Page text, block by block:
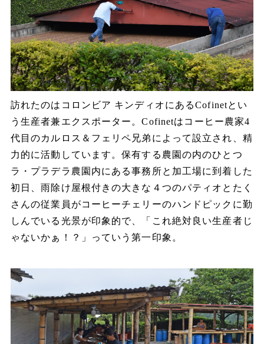
訪れたのはコロンビア キンディオにあるCofinetとい
う生産者兼エクスポーター。Cofinetはコーヒー農家4
代目のカルロス＆フェリペ兄弟によって設立され、精
力的に活動しています。保有する農園の内のひとつ
ラ・プラデラ農園内にある事務所と加工場に到着した
初日、雨除け屋根付きの大きな４つのパティオとたく
さんの従業員がコーヒーチェリーのハンドピックに勤
しんでいる光景が印象的で、
「これ絶対良い生産者じ
ゃないかぁ！？」っていう第一印象。